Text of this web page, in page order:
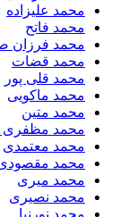
محمد علیزاده
محمد فاتح
محمد فرزان
محمد قضات
محمد قلی پور
محمد ماکویی
محمد متین
محمد مظفری
محمد معتمدی
محمد
محمد میری
محمد نصیری
محمد نورنیا